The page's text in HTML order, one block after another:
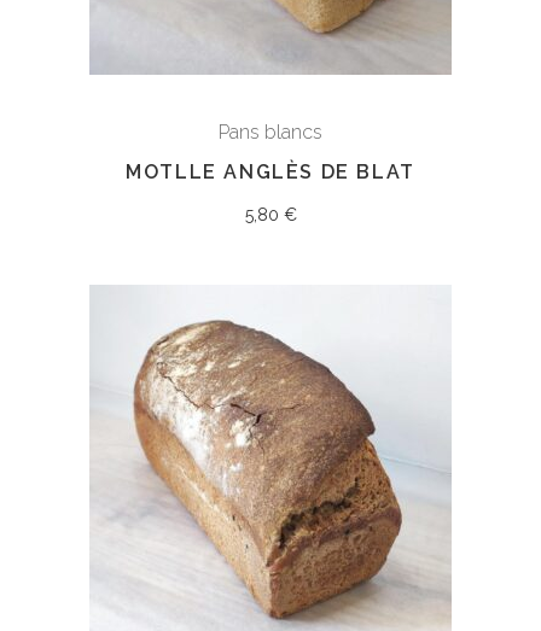
Pans blancs
MOTLLE ANGLÈS DE BLAT
5,80 €